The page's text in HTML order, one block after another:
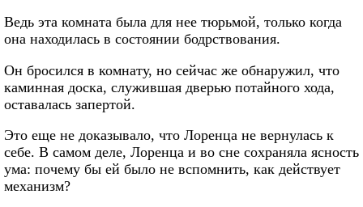
Ведь эта комната была для нее тюрьмой, только когда
она находилась в состоянии бодрствования.
Он бросился в комнату, но сейчас же обнаружил, что
каминная доска, служившая дверью потайного хода,
оставалась запертой.
Это еще не доказывало, что Лоренца не вернулась к
себе. В самом деле, Лоренца и во сне сохраняла ясность
ума: почему бы ей было не вспомнить, как действует
механизм?